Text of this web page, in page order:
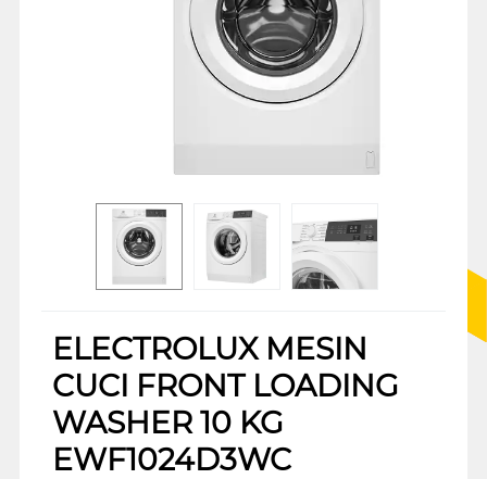
ELECTROLUX MESIN
CUCI FRONT LOADING
WASHER 10 KG
EWF1024D3WC